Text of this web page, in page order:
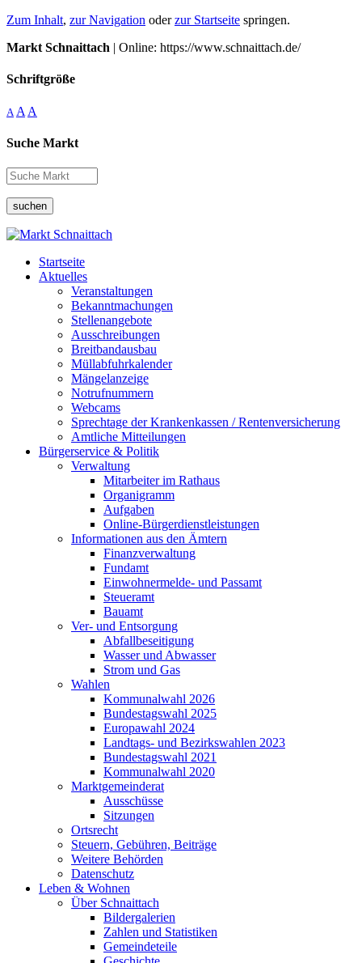
Zum Inhalt, zur Navigation oderzur Startseite springen.
Markt Schnaittach | Online: https://www.schnaittach.de/
Schriftgröße
A A A
Suche Markt
suchen
Startseite
Aktuelles
Veranstaltungen
Bekanntmachungen
Stellenangebote
Ausschreibungen
Breitbandausbau
Müllabfuhrkalender
Mängelanzeige
Notrufnummern
Webcams
Sprechtage der Krankenkassen / Rentenversicherung
Amtliche Mitteilungen
Bürgerservice & Politik
Verwaltung
Mitarbeiter im Rathaus
Organigramm
Aufgaben
Online-Bürgerdienstleistungen
Informationen aus den Ämtern
Finanzverwaltung
Fundamt
Einwohnermelde- und Passamt
Steueramt
Bauamt
Ver- und Entsorgung
Abfallbeseitigung
Wasser und Abwasser
Strom und Gas
Wahlen
Kommunalwahl 2026
Bundestagswahl 2025
Europawahl 2024
Landtags- und Bezirkswahlen 2023
Bundestagswahl 2021
Kommunalwahl 2020
Marktgemeinderat
Ausschüsse
Sitzungen
Ortsrecht
Steuern, Gebühren, Beiträge
Weitere Behörden
Datenschutz
Leben & Wohnen
Über Schnaittach
Bildergalerien
Zahlen und Statistiken
Gemeindeteile